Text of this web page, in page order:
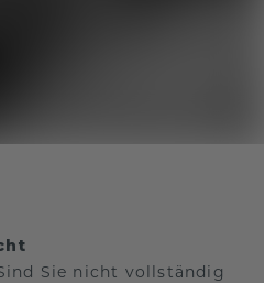
Sie nicht vollständig